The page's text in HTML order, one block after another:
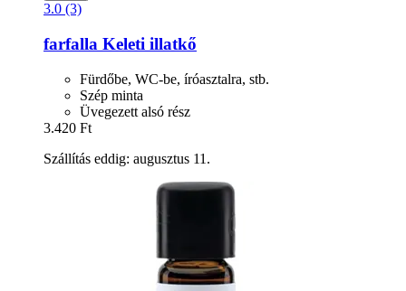
3.0 (3)
farfalla Keleti illatkő
Fürdőbe, WC-be, íróasztalra, stb.
Szép minta
Üvegezett alsó rész
3.420 Ft
Szállítás eddig: augusztus 11.